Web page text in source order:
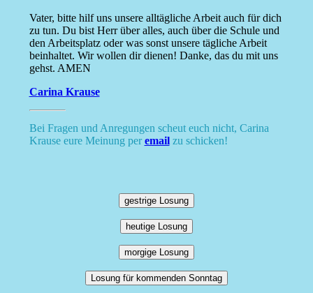
Vater, bitte hilf uns unsere alltägliche Arbeit auch für dich
zu tun. Du bist Herr über alles, auch über die Schule und
den Arbeitsplatz oder was sonst unsere tägliche Arbeit
beinhaltet. Wir wollen dir dienen! Danke, das du mit uns
gehst. AMEN
Carina Krause
Bei Fragen und Anregungen scheut euch nicht, Carina
Krause eure Meinung peremailzu schicken!
gestrige Losung
heutige Losung
morgige Losung
Losung für kommenden Sonntag